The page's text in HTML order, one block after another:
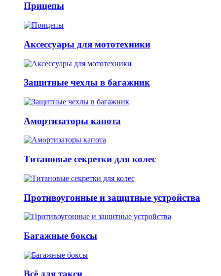
Прицепы
Аксессуары для мототехники
Защитные чехлы в багажник
Амортизаторы капота
Титановые секретки для колес
Противоугонные и защитные устройства
Багажные боксы